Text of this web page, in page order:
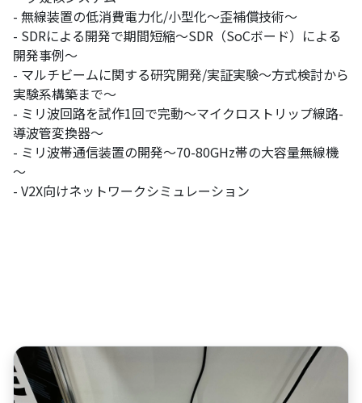
- 無線装置の低消費電力化/小型化～歪補償技術～
- SDRによる開発で期間短縮～SDR（SoCボード）による
開発事例～
- マルチビームに関する研究開発/実証実験～方式検討から
実験系構築まで～
- ミリ波回路を試作1回で完動～マイクロストリップ線路-
導波管変換器～
- ミリ波帯通信装置の開発～70-80GHz帯の大容量無線機
～
- V2X向けネットワークシミュレーション